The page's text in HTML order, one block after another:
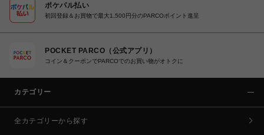
ポケパル払い
初回登録＆お買物で最大1,500円分のPARCOポイント進呈
POCKET PARCO（公式アプリ）
コイン＆クーポンでPARCOでのお買い物がオトクに
カテゴリー
全カテゴリーから探す